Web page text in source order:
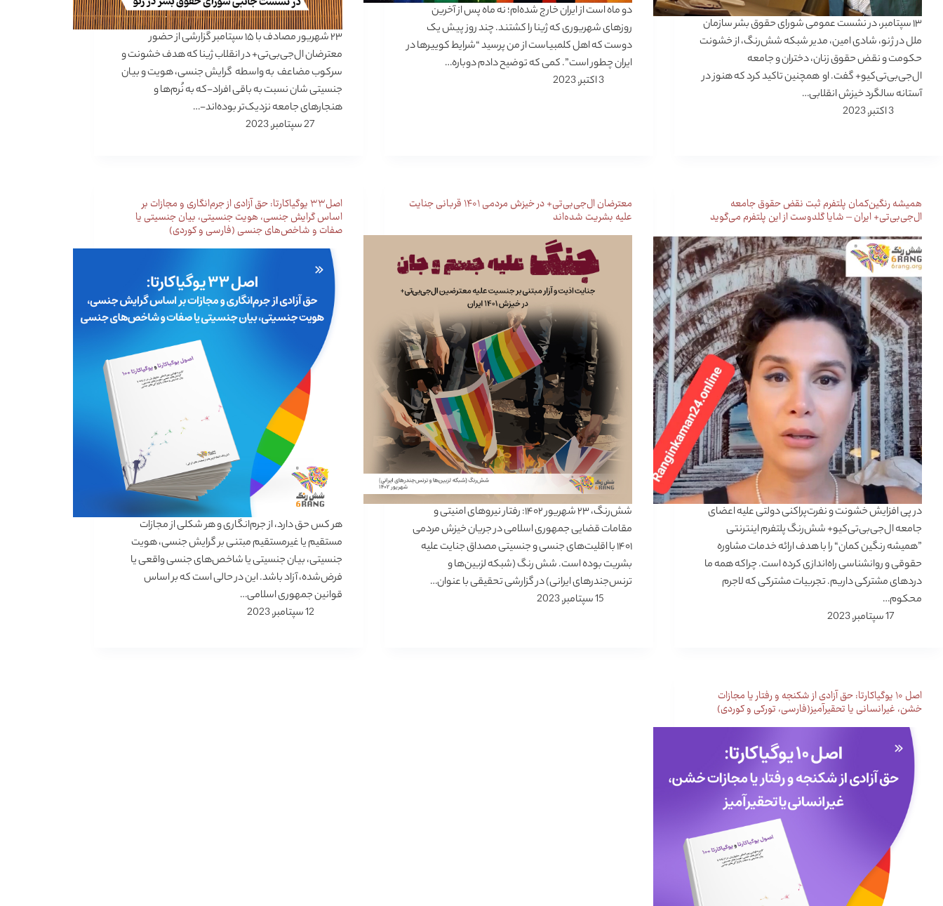
۱۳ سپتامبر، در نشست عمومی شورای حقوق بشر سازمان
ملل در ژنو، شادی امین، مدیر شبکه شش‌رنگ، از خشونت
حکومت و نقض حقوق زنان، دختران و جامعه
ال‌جی‌بی‌تی‌کیو‌+ گفت. او همچنین تاکید کرد که هنوز در
آستانه سالگرد خیزش انقلابی…
3 اکتبر, 2023
دو ماه است از ایران خارج شده‌ام؛ نه ماه پس از آخرین
روزهای شهریوری که ژینا را کشتند. چند روز پیش یک
دوست که اهل کلمبیاست از من پرسید “شرایط کوییرها در
ایران چطور است”. کمی که توضیح دادم دوباره…
3 اکتبر, 2023
۲۳ شهریور مصادف با ۱۵ سپتامبر گزارشی از حضور
معترضان ال‌جی‌بی‌تی+ در انقلاب ژینا که هدف خشونت و
سرکوب مضاعف به واسطه گرایش جنسی، هویت و بیان
جنسیتی شان نسبت به باقی افراد-که به نُرم‌ها و
هنجارهای جامعه نزدیک‌تر بوده‌اند-…
27 سپتامبر, 2023
همیشه رنگین‌کمان پلتفرم ثبت نقض حقوق جامعه
ال‌جی‌بی‌تی+ ایران – شایا گلدوست از این پلتفرم می‌گوید
در پی افزایش خشونت و نفرت‌پراکنی دولتی علیه اعضای
جامعه ال‌جی‌بی‌تی‌کیو+ شش‌رنگ پلتفرم اینترنتی
”همیشه رنگین کمان“ را با هدف ارائه خدمات مشاوره
حقوقی و روانشناسی راه‌اندازی کرده است. چراکه همه ما
دردهای مشترکی داریم. تجربیات مشترکی که لاجرم
محکوم…
17 سپتامبر, 2023
معترضان ال‌جی‌بی‌تی+ در خیزش مردمی ۱۴۰۱ قربانی جنایت
علیه بشریت شده‌اند
شش‌رنگ، ۲۳ شهریور ۱۴۰۲: رفتار نیروهای امنیتی و
مقامات قضایی جمهوری اسلامی در جریان خیزش مردمی
۱۴۰۱ با اقلیت‌های جنسی و جنسیتی مصداق جنایت علیه
بشریت بوده است. شش رنگ (شبکه لزبین‌­ها و
ترنس‌جندرهای ایرانی) در گزارشی تحقیقی با عنوان…
15 سپتامبر, 2023
اصل۳۳ یوگیاکارتا: حق آزادی از جرم‌انگاری و مجازات بر
اساس گرایش جنسی،‌ هویت جنسیتی، بیان جنسیتی یا
صفات و شاخص‌های جنسی (فارسی و کوردی)
هر کس حق دارد، از جرم‌انگاری و هر شکلی از مجازات
مستقیم یا غیرمستقیم مبتنی بر گرایش جنسی،‌ هویت
جنسیتی، بیان جنسیتی یا شاخص‌های جنسی واقعی یا
فرض‌شده، آزاد باشد. این در حالی است که بر اساس
قوانین جمهوری اسلامی…
12 سپتامبر, 2023
اصل ۱۰ یوگیاکارتا: حق آزادی از شکنجه و رفتار یا مجازات
خشن، غیرانسانی یا تحقیرآمیز(فارسی، تورکی و کوردی)